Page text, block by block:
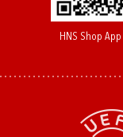
HNS Shop App